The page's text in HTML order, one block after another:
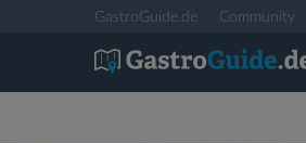
GastroGuide.de Community